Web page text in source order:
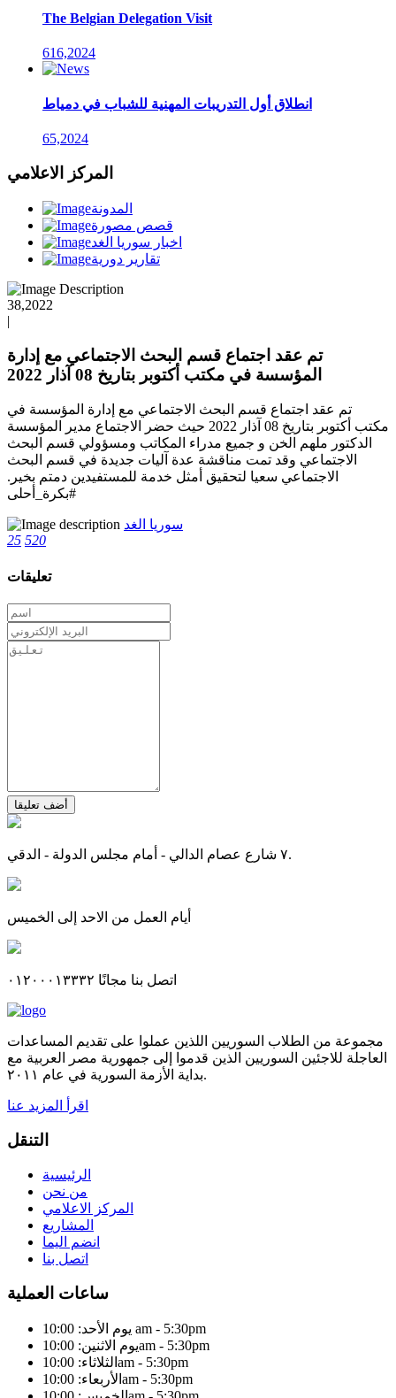
The Belgian Delegation Visit
616,2024
انطلاق أول التدريبات المهنية للشباب في دمياط
65,2024
المركز الاعلامي
المدونة
قصص مصورة
اخبار سوريا الغد
تقارير دورية
38,2022
|
تم عقد اجتماع قسم البحث الاجتماعي مع إدارة
المؤسسة في مكتب أكتوبر بتاريخ 08 آذار 2022
تم عقد اجتماع قسم البحث الاجتماعي مع إدارة المؤسسة في
مكتب أكتوبر بتاريخ 08 آذار 2022 حيث حضر الاجتماع مدير المؤسسة
الدكتور ملهم الخن و جميع مدراء المكاتب ومسؤولي قسم البحث
الاجتماعي وقد تمت مناقشة عدة آليات جديدة في قسم البحث
الاجتماعي سعيا لتحقيق أمثل خدمة للمستفيدين دمتم بخير.
#بكرة_أحلى
سوريا الغد
25 520
تعليقات
أضف تعليقا
٧ شارع عصام الدالي - أمام مجلس الدولة - الدقي.
أيام العمل من الاحد إلى الخميس
اتصل بنا مجانًا ٠١٢٠٠٠١٣٣٣٢
مجموعة من الطلاب السوريين اللذين عملوا على تقديم المساعدات
العاجلة للاجئين السوريين الذين قدموا إلى جمهورية مصر العربية مع
بداية الأزمة السورية في عام ٢٠١١.
اقرأ المزيد عنا
التنقل
الرئيسية
من نحن
المركز الاعلامي
المشاريع
انضم اليما
اتصل بنا
ساعات العملية
يوم الأحد: 10:00 am - 5:30pm
يوم الاثنين: 10:00am - 5:30pm
الثلاثاء: 10:00am - 5:30pm
الأربعاء: 10:00am - 5:30pm